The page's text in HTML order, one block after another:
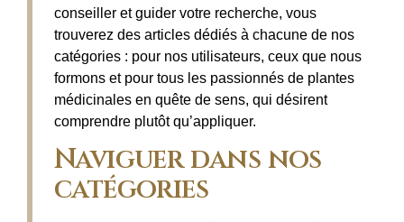
conseiller et guider votre recherche, vous
trouverez des articles dédiés à chacune de nos
catégories : pour nos utilisateurs, ceux que nous
formons et pour tous les passionnés de plantes
médicinales en quête de sens, qui désirent
comprendre plutôt qu’appliquer.
Naviguer dans nos
catégories